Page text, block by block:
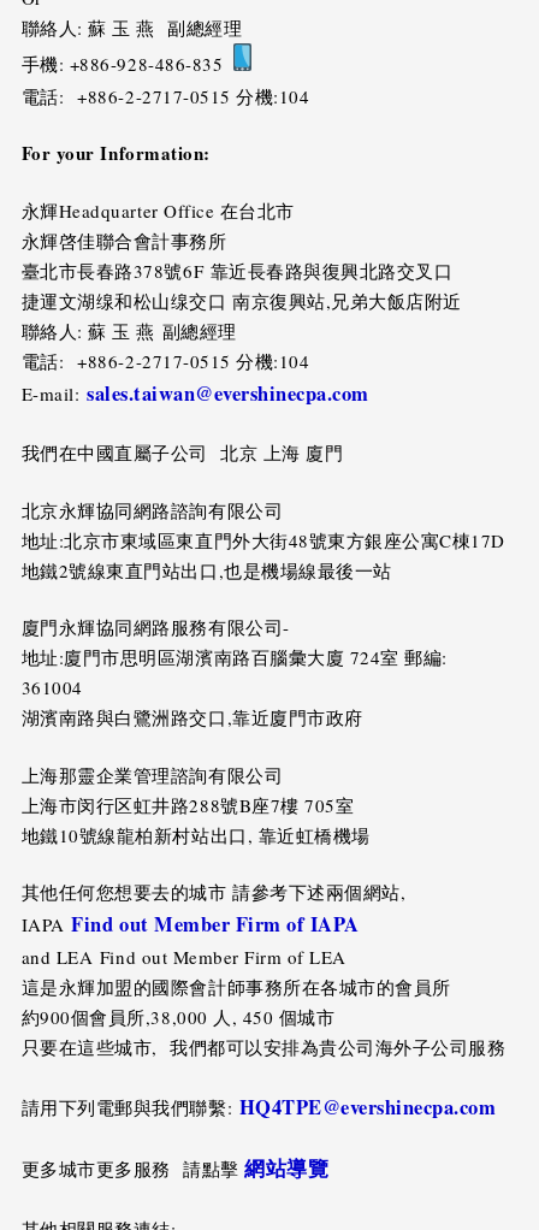
聯絡人: 蘇 玉 燕 副總經理
手機: +886-928-486-835
電話: +886-2-2717-0515 分機:104
For your Information:
永輝Headquarter Office 在台北市
永輝啓佳聯合會計事務所
臺北市長春路378號6F 靠近長春路與復興北路交叉口
捷運文湖缐和松山缐交口 南京復興站,兄弟大飯店附近
聯絡人: 蘇 玉 燕 副總經理
電話: +886-2-2717-0515 分機:104
E-mail: sales.taiwan@evershinecpa.com
我們在中國直屬子公司 北京 上海 廈門
北京永輝協同網路諮詢有限公司
地址:北京市東域區東直門外大街48號東方銀座公寓C棟17D
地鐵2號線東直門站出口,也是機場線最後一站
廈門永輝協同網路服務有限公司-
地址:廈門市思明區湖濱南路百腦彙大廈 724室 郵編:
361004
湖濱南路與白鷺洲路交口,靠近廈門市政府
上海那靈企業管理諮詢有限公司
上海市闵行区虹井路288號B座7樓 705室
地鐵10號線龍柏新村站出口, 靠近虹橋機場
其他任何您想要去的城市 請參考下述兩個網站,
IAPAFind out Member Firm of IAPA
and LEA Find out Member Firm of LEA
這是永輝加盟的國際會計師事務所在各城市的會員所
約900個會員所,38,000 人, 450 個城市
只要在這些城市, 我們都可以安排為貴公司海外子公司服務
請用下列電郵與我們聯繫: HQ4TPE@evershinecpa.com
更多城市更多服務 請點擊網站導覽